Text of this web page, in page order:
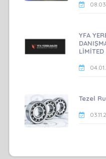
YFA
LİMİTED
Tezel